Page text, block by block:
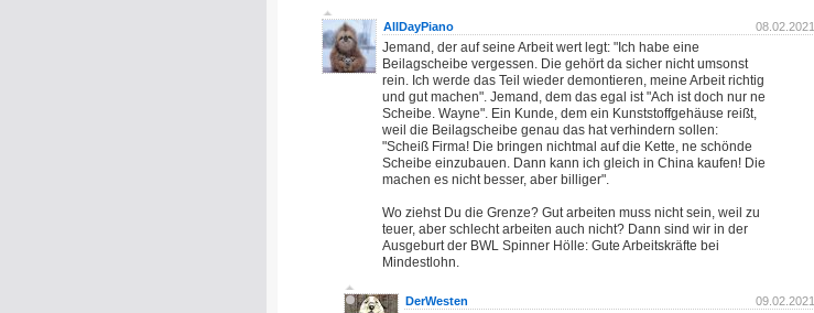
08.02.2021
AllDayPiano
Jemand, der auf seine Arbeit wert legt: "Ich habe eine
Beilagscheibe vergessen. Die gehört da sicher nicht umsonst
rein. Ich werde das Teil wieder demontieren, meine Arbeit richtig
und gut machen". Jemand, dem das egal ist "Ach ist doch nur ne
Scheibe. Wayne". Ein Kunde, dem ein Kunststoffgehäuse reißt,
weil die Beilagscheibe genau das hat verhindern sollen:
"Scheiß Firma! Die bringen nichtmal auf die Kette, ne schönde
Scheibe einzubauen. Dann kann ich gleich in China kaufen! Die
machen es nicht besser, aber billiger".
Wo ziehst Du die Grenze? Gut arbeiten muss nicht sein, weil zu
teuer, aber schlecht arbeiten auch nicht? Dann sind wir in der
Ausgeburt der BWL Spinner Hölle: Gute Arbeitskräfte bei
Mindestlohn.
09.02.2021
DerWesten